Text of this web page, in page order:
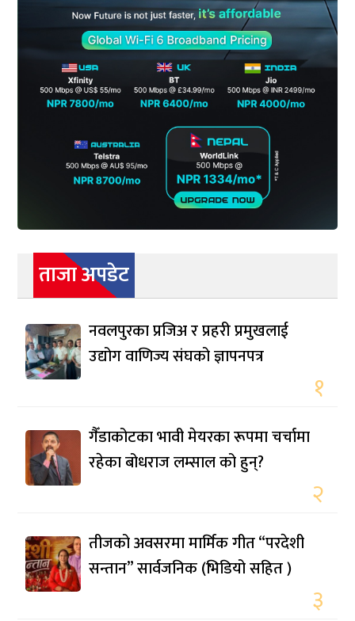
ताजा अपडेट
नवलपुरका प्रजिअ र प्रहरी प्रमुखलाई
उद्योग वाणिज्य संघको ज्ञापनपत्र
१
गैँडाकोटका भावी मेयरका रूपमा चर्चामा
रहेका बोधराज लम्साल को हुन्?
२
तीजको अवसरमा मार्मिक गीत “परदेशी
सन्तान” सार्वजनिक (भिडियो सहित )
३